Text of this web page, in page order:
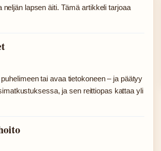
lapsen äiti. Tämä artikkeli tarjoaa
tai avaa tietokoneen – ja päätyy
ja sen reittiopas kattaa yli